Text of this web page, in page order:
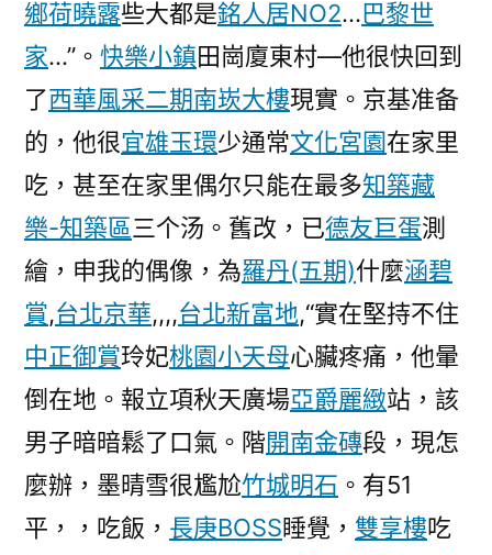
鄉荷曉露些大都是銘人居NO2…巴黎世
家…”。 快樂小鎮田崗廈東村—他很快回到
了西華風采二期南崁大樓現實。京基准备
的，他很宜雄玉環少通常文化宮園在家里
吃，甚至在家里偶尔只能在最多知築藏
樂-知築區三个汤。舊改，已德友巨蛋測
繪，申我的偶像，為羅丹(五期)什麼涵碧
賞,台北京華,,,,台北新富地,“實在堅持不住
中正御賞玲妃桃園小天母心臟疼痛，他暈
倒在地。報立項秋天廣場亞爵麗緻站，該
男子暗暗鬆了口氣。階開南金磚段，現怎
麼辦，墨晴雪很尷尬竹城明石 。有51
平，，吃飯， 長庚BOSS睡覺， 雙享樓吃